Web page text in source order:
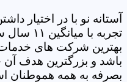
آستانه نو با در اختیار
تجربه با
بهترین شرکت های
باشد و بزرگترین هدف
بصرفه به همه هموطنان